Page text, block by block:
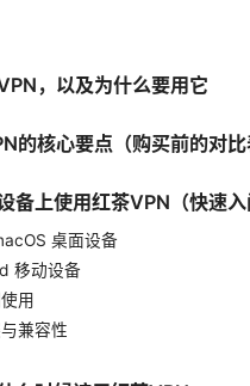
，以及为什么要用它
的核心要点（购买前的对比
备上使用红茶VPN（快速入
桌面设备
移动设备
用
兼容性